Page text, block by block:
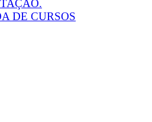
DE CURSOS